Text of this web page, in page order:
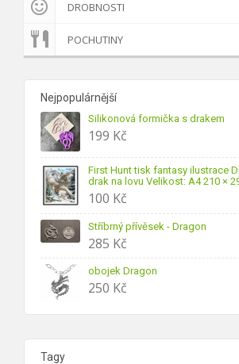
DROBNOSTI
POCHUTINY
Nejpopulárnější
Silikonová formička s drakem
199 Kč
First Hunt tisk fantasy ilustrace
drak na lovu Velikost: A4 210 ×
100 Kč
Stříbrný přívěsek - Dragon
285 Kč
obojek Dragon
250 Kč
Tagy